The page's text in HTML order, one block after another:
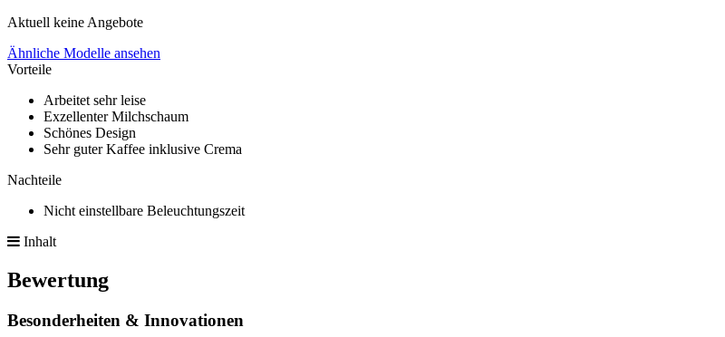
Aktuell keine Angebote
Ähnliche Modelle ansehen
Vorteile
Arbeitet sehr leise
Exzellenter Milchschaum
Schönes Design
Sehr guter Kaffee inklusive Crema
Nachteile
Nicht einstellbare Beleuchtungszeit
Inhalt
Bewertung
Besonderheiten & Innovationen